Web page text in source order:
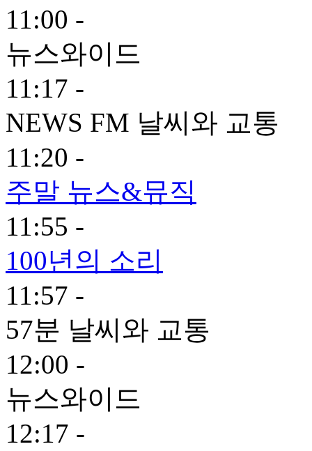
11:00 -
뉴스와이드
11:17 -
NEWS FM 날씨와 교통
11:20 -
주말 뉴스&뮤직
11:55 -
100년의 소리
11:57 -
57분 날씨와 교통
12:00 -
뉴스와이드
12:17 -